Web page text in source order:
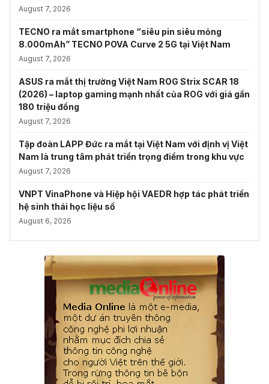
August 7, 2026
TECNO ra mắt smartphone “siêu pin siêu mỏng
8.000mAh” TECNO POVA Curve 2 5G tại Việt Nam
August 7, 2026
ASUS ra mắt thị trường Việt Nam ROG Strix SCAR 18
(2026) – laptop gaming mạnh nhất của ROG với giá gần
180 triệu đồng
August 7, 2026
Tập đoàn LAPP Đức ra mắt tại Việt Nam với định vị Việt
Nam là trung tâm phát triển trọng điểm trong khu vực
August 7, 2026
VNPT VinaPhone và Hiệp hội VAEDR hợp tác phát triển
hệ sinh thái học liệu số
August 6, 2026